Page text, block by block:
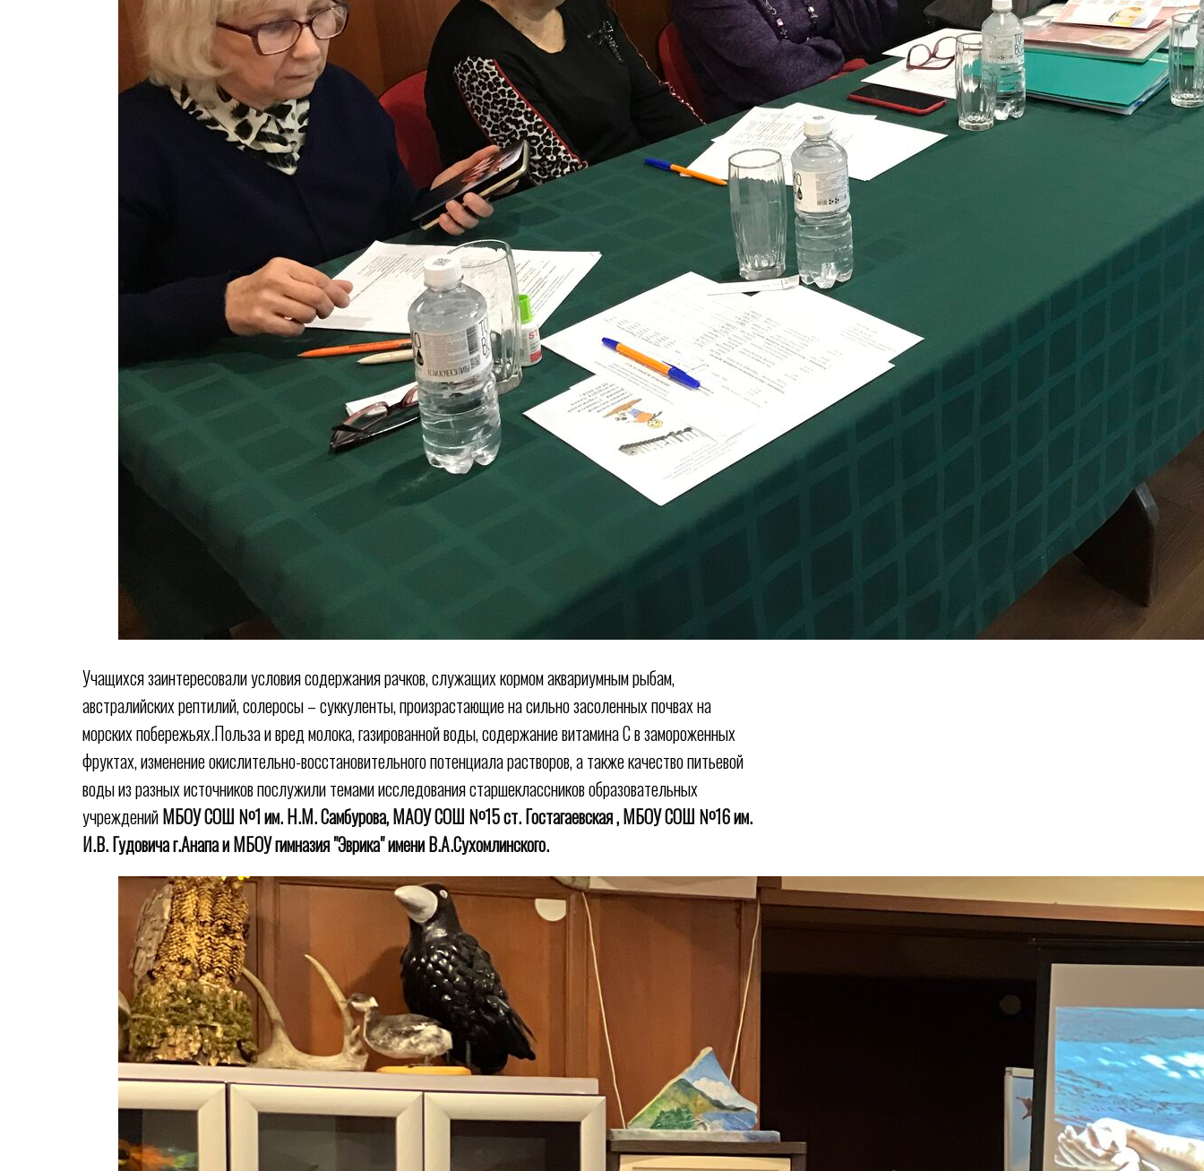
Учащихся заинтересовали условия содержания рачков, служащих кормом аквариумным рыбам,
австралийских рептилий, солеросы – суккуленты, произрастающие на сильно засоленных почвах на
морских побережьях.Польза и вред молока, газированной воды, содержание витамина С в замороженных
фруктах, изменение окислительно-восстановительного потенциала растворов, а также качество питьевой
воды из разных источников послужили темами исследования старшеклассников образовательных
учрежденийМБОУ СОШ №1 им. Н.М. Самбурова,МАОУ СОШ №15 ст. Гостагаевская,МБОУ СОШ №16 им.
И.В. Гудовича г.АнапаиМБОУ гимназия "Эврика" имени В.А.Сухомлинского.